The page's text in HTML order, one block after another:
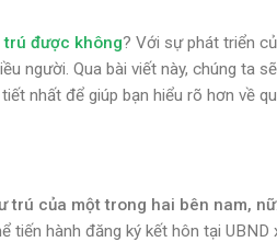
trú được không? Với sự phát triển
người. Qua bài viết này, chúng ta
nhất để giúp bạn hiểu rõ hơn về
trú của một trong hai bên nam, nữ
hành đăng ký kết hôn tại UBND